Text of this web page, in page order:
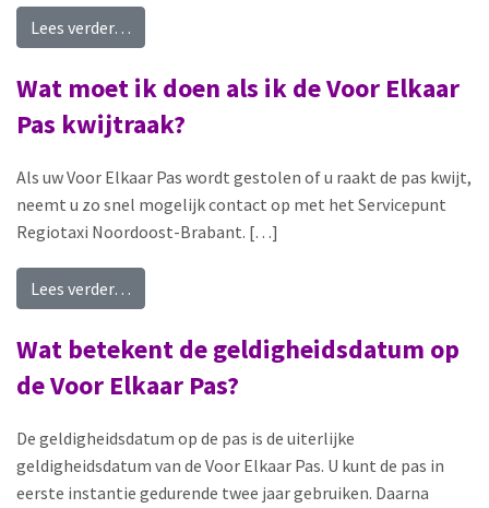
Lees verder…
Wat moet ik doen als ik de Voor Elkaar
Pas kwijtraak?
Als uw Voor Elkaar Pas wordt gestolen of u raakt de pas kwijt,
neemt u zo snel mogelijk contact op met het Servicepunt
Regiotaxi Noordoost-Brabant. […]
Lees verder…
Wat betekent de geldigheidsdatum op
de Voor Elkaar Pas?
De geldigheidsdatum op de pas is de uiterlijke
geldigheidsdatum van de Voor Elkaar Pas. U kunt de pas in
eerste instantie gedurende twee jaar gebruiken. Daarna